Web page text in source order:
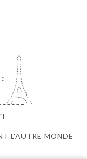
L’AUTRE MONDE